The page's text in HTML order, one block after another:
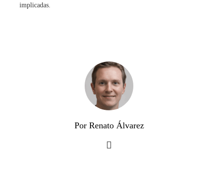
implicadas.
Por Renato Álvarez